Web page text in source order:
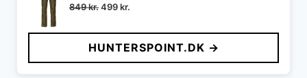
849kr.Den
pris
var:
849 kr..
499kr.
pris
er:
499 kr..
HUNTERSPOINT.DK →